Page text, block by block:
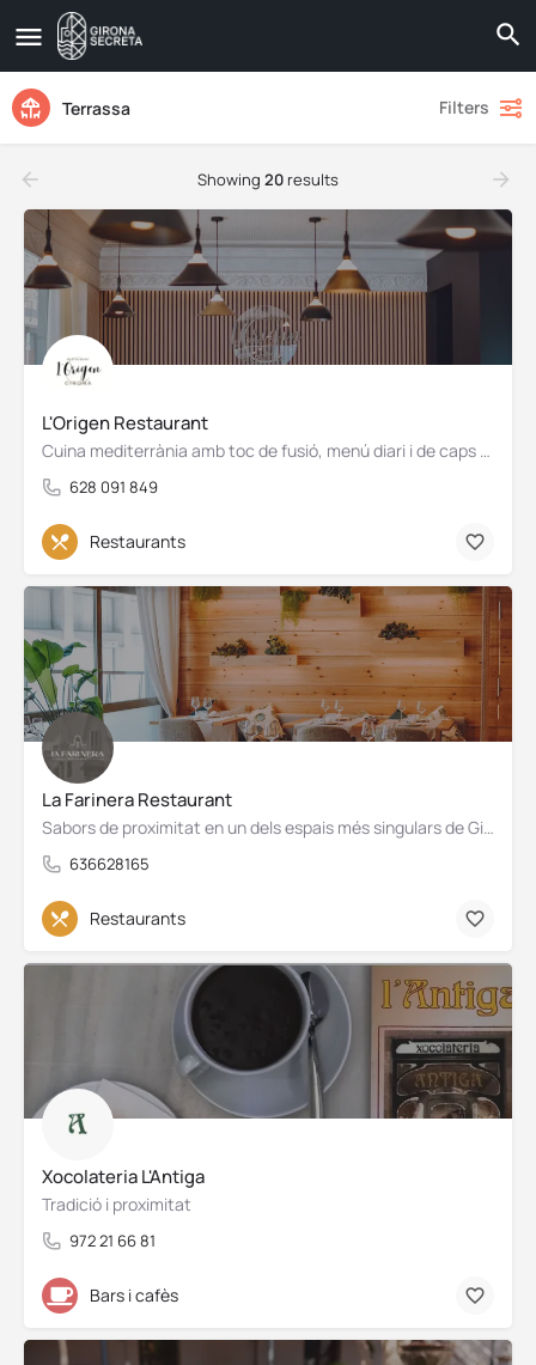
Terrassa Filters
Showing 20 results
L'Origen Restaurant
Cuina mediterrània amb toc de fusió, menú diari i de caps de setmana
628 091 849
Restaurants
La Farinera Restaurant
Sabors de proximitat en un dels espais més singulars de Girona
636628165
Restaurants
Xocolateria L'Antiga
Tradició i proximitat
972 21 66 81
Bars i cafès